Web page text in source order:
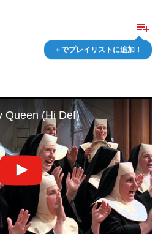
playlist_add
＋でプレイリストに追加！
Queen (Hi Def)